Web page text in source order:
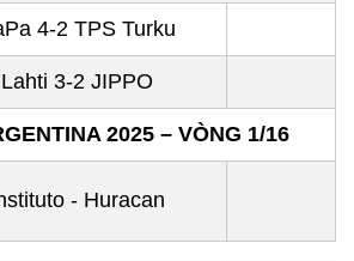
4-2 TPS Turku
Lahti 3-2 JIPPO
2025 – VÒNG 1/16
- Huracan